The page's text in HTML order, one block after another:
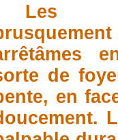
Les
de
en